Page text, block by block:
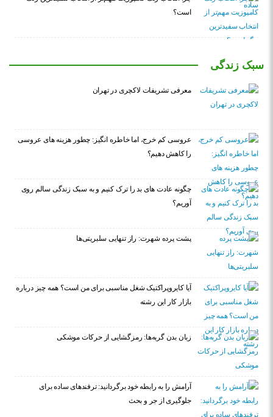
است؟
سبک زندگی
معرفی تشریفات لاکچری در تهران
عروسی کم خرج، اما خاطره انگیز: چطور هزینه های عروسی
را کاهش دهیم؟
چگونه عادت‌ های بد را ترک کنیم و به سبک زندگی سالم روی
آوریم؟
پشت پرده شهرت: راز تنهایی سلبریتی‌ها
آیا کایروپراکتیک شغل مناسبی برای من است؟ همه چیز درباره
بازار کار این رشته
زبان بدن گربه‌ها: رمزگشایی از حرکات موشکی
آرامش را به رابطه خود برگردانید: ترفندهای ساده برای
جلوگیری از جر و بحث